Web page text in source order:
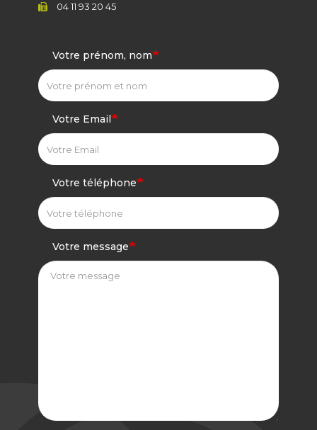
04 11 93 20 45
Votre prénom, nom
Votre Email
Votre téléphone
Votre message